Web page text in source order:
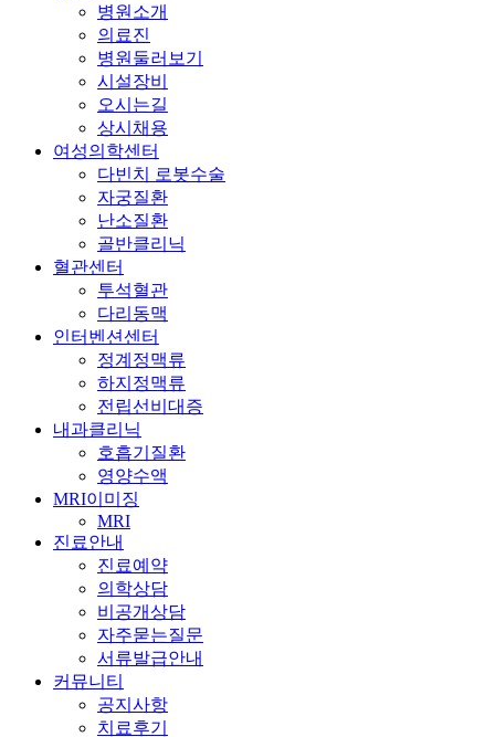
병원소개
의료진
병원둘러보기
시설장비
오시는길
상시채용
여성의학센터
다빈치 로봇수술
자궁질환
난소질환
골반클리닉
혈관센터
투석혈관
다리동맥
인터벤션센터
정계정맥류
하지정맥류
전립선비대증
내과클리닉
호흡기질환
영양수액
MRI이미징
MRI
진료안내
진료예약
의학상담
비공개상담
자주묻는질문
서류발급안내
커뮤니티
공지사항
치료후기